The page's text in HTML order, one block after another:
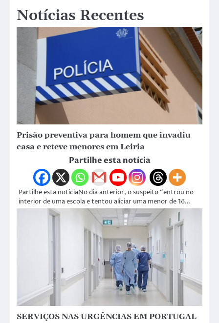
Notícias Recentes
Prisão preventiva para homem que invadiu
casa e reteve menores em Leiria
Partilhe esta notícia
Partilhe esta notíciaNo dia anterior, o suspeito “entrou no
interior de uma escola e tentou aliciar uma menor de 16…
SERVIÇOS NAS URGÊNCIAS EM PORTUGAL